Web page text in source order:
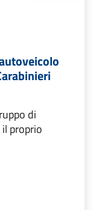
di
proprio